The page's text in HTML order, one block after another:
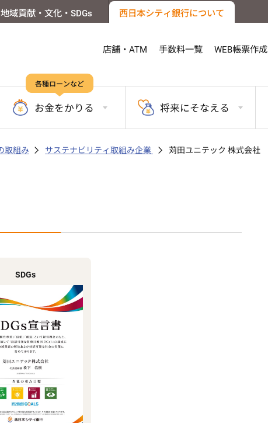
地域貢献・文化・SDGs 西日本シティ銀行について
店舗・ATM 手数料一覧 WEB帳票作成
各種ローンなど
お金をかりる 将来にそなえる
取組み サステナビリティ取組み企業 苅田ユニテック 株式会社
SDGs